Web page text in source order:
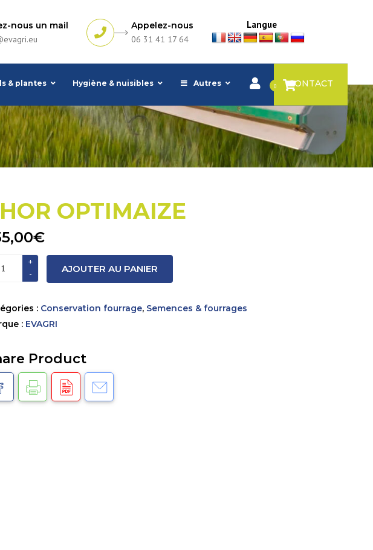
nous un mail
Appelez-nous
06 31 41 17 64
Langue
& plantes Hygiène & nuisibles Autres 0 CONTACT
OPTIMAIZE
€
AJOUTER AU PANIER
: Conservation fourrage, Semences & fourrages
: EVAGRI
Product